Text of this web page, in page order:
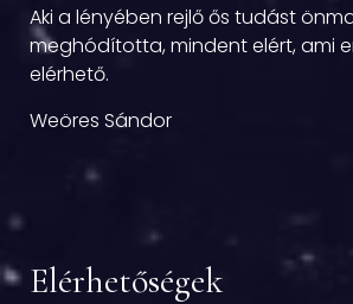
Aki a lényében rejlő ős tudást
meghódította, mindent elért, ami
elérhető.
Weöres Sándor
Elérhetőségek